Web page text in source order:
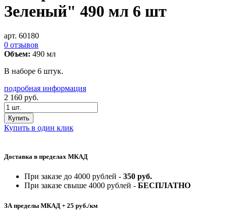
Зеленый" 490 мл 6 шт
арт. 60180
0 отзывов
Объем: 490 мл
В наборе 6 штук.
подробная информация
2 160 руб.
Купить
Купить в один клик
Доставка в пределах МКАД
При заказе до 4000 рублей - 350 руб.
При заказе свыше 4000 рублей - БЕСПЛАТНО
ЗА пределы МКАД + 25 руб./км